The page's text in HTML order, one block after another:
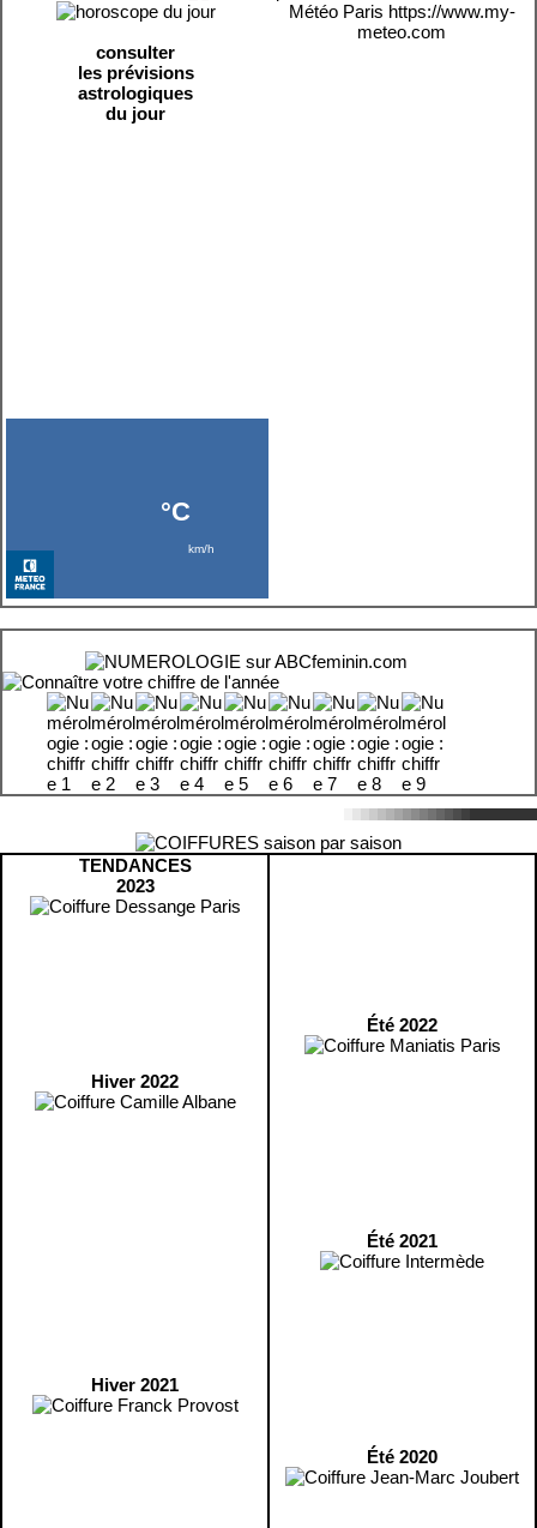
consulter
les prévisions
astrologiques
du jour
Météo Paris https://www.my-
meteo.com
TENDANCES
2023
Hiver 2022
Hiver 2021
Été 2022
Été 2021
Été 2020